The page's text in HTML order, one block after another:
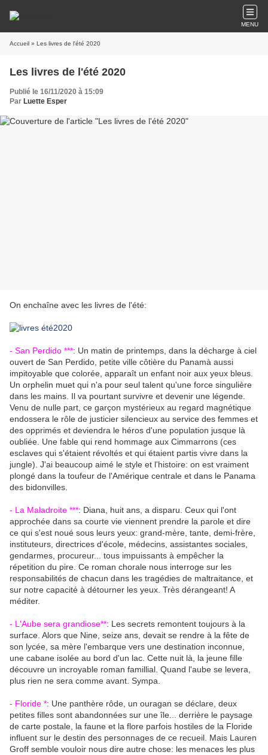
MENU
Accueil » Les livres de l'été 2020
Les livres de l'été 2020
Publié le 16/11/2020 à 15:09
Par Luette Esper
On enchaîne avec les livres de l'été:
- San Perdido ***: Un matin de printemps, dans la décharge à ciel
ouvert de San Perdido, petite ville côtière du Panamà aussi
impitoyable que colorée, apparaît un enfant noir aux yeux bleus.
Un orphelin muet qui n'a pour seul talent qu'une force singulière
dans les mains. Il va pourtant survivre et devenir une légende.
Venu de nulle part, ce garçon mystérieux au regard magnétique
endossera le rôle de justicier silencieux au service des femmes et
des opprimés et deviendra le héros d'une population jusque là
oubliée. Une fable qui rend hommage aux Cimmarrons (ces
esclaves qui s'étaient révoltés et qui étaient partis vivre dans la
jungle). J'ai beaucoup aimé le style et l'histoire: on est vraiment
plongé dans la toufeur de l'Amérique centrale et dans le Panama
des bidonvilles.
- La Maladroite ***: Diana, huit ans, a disparu. Ceux qui l'ont
approchée dans sa courte vie viennent prendre la parole et dire
ce qui s'est noué sous leurs yeux: grand-mère, tante, demi-frère,
instituteurs, directrices d'école, médecins, assistantes sociales,
gendarmes, procureur... tous impuissants à empêcher la
répetition du pire. Ce roman chorale nous interroge sur les
responsabilités de chacun dans les tragédies de maltraitance, et
sur notre capacité à détourner les yeux. Très dérangeant! A
méditer.
- L'Aube sera grandiose**: Les secrets remontent toujours à la
surface. Alors que Nine, seize ans, devait se rendre à la fête de
son lycée, sa mère l'embarque vers une destination inconnue,
une cabane isolée au bord d'un lac. Cette nuit là, la jeune fille
découvre un incroyable roman famillial. Quand l'aube se levera,
plus rien ne sera comme avant. Sympa.
- Floride *: Une panthère rôde, un ouragan se déclare, deux
petites filles sont abandonnées sur une île... derrière le paysage
de carte postale, la faune et la flore parfois hostiles de la Floride
influent sur le destin des personnages de ce recueil. Mais Lauren
Groff semble vouloir nous dire autre chose: les menaces les plus